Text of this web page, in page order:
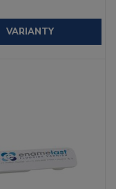
VARIANTY